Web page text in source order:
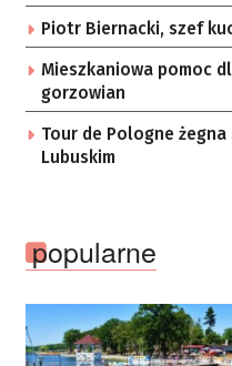
Zielonej Górze
Piotr Biernacki, szef
Mieszkaniowa pomoc
gorzowian
Tour de Pologne żegna
Lubuskim
popularne